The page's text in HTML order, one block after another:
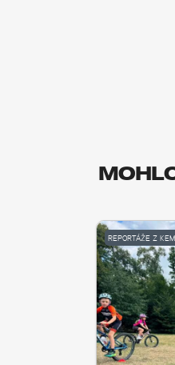
REPORTÁŽE Z